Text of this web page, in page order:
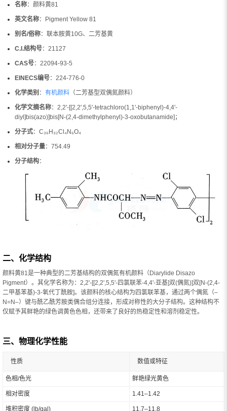
名称：颜料黄81
英文名称：Pigment Yellow 81
别名/俗称：联本胺黄10G、二芳基黄
C.I.结构号：21127
CAS号：22094-93-5
EINECS编号：224-776-0
化学类别 ： 有机颜料 （二芳基型双偶氮颜料）
化学文摘名称：2,2'-[[2,2',5,5'-tetrachloro(1,1'-biphenyl)-4,4'-
diyl]bis(azo)]bis[N-(2,4-dimethylphenyl)-3-oxobutanamide]；
分子式：C₃₆H₃₂Cl₄N₆O₄
相对分子量：754.49
分子结构：
二、化学结构
颜料黄81是一种典型的二芳基结构的双偶氮有机颜料（Diarylide Disazo
Pigment）。其化学名称为：2,2'-[[2,2',5,5'-四氯联苯-4,4'-亚基]双(偶氮)]双[N-(2,4-
二甲基苯基)-3-氧代丁酰胺]。该颜料的核心结构为四氯联苯基，通过两个偶氮（–
N=N–）键与酰乙酰芳胺类偶合组分连接，形成对称性的大分子结构。这种结构不
仅赋予其鲜艳的绿色调黄色色相，还带来了良好的热稳定性和溶剂稳定性。
三、物理化学性能
性质 数值或特征
色相/色光 鲜艳绿光黄色
相对密度 1.41–1.42
堆积密度 (lb/gal) 11.7–11.8